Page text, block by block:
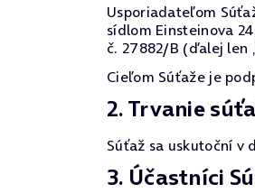
Usporiadateľom
sídlom Einsteinova
č. 27882/B (ďalej len
Cieľom Súťaže je
2. Trvanie
Súťaž sa uskutoční v
3. Účastníci